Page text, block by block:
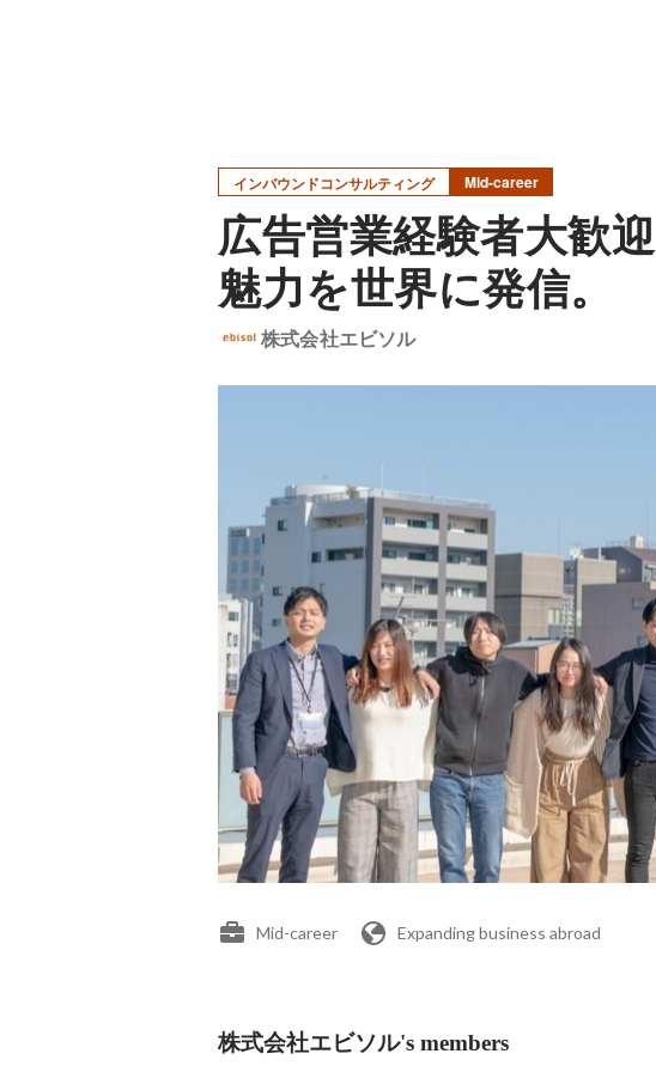
インバウンドコンサルティング Mid-career
広告営業経験者大歓
魅力を世界に発信。
株式会社エビソル
Mid-career Expanding business abroad
株式会社エビソル's members